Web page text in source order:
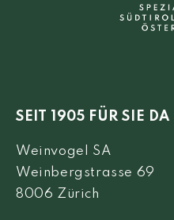
SEIT 1905 FÜR SIE DA
Weinvogel SA
Weinbergstrasse 69
8006 Zürich